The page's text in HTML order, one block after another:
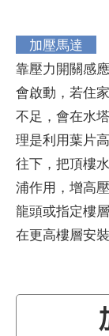
加壓馬達
靠壓力開關感
會啟動，若住
不足，會在水
理是利用葉片
往下，把頂樓
浦作用，增高
龍頭或指定樓
在更高樓層安裝